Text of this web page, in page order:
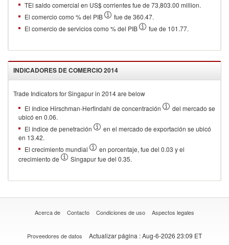
TEl saldo comercial en US$ corrientes fue de 73,803.00 million.
El comercio como % del PIB
fue de 360.47.
El comercio de servicios como % del PIB
fue de 101.77.
INDICADORES DE COMERCIO2014
Trade Indicators forSingapurin 2014are below
El índice Hirschman-Herfindahl de concentración
del mercado se
ubicó en 0.06.
El índice de penetración
en el mercado de exportación se ubicó
en 13.42.
El crecimiento mundial
en porcentaje, fue del 0.03 y el
crecimiento de
Singapur fue del 0.35.
Acerca de Contacto Condiciones de uso Aspectos legales
Proveedores de datos Actualizar página : Aug-6-2026 23:09 ET